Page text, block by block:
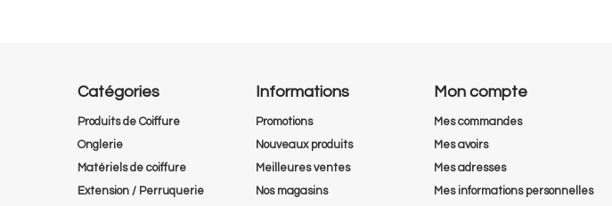
Catégories
Produits de Coiffure
Onglerie
Matériels de coiffure
Extension / Perruquerie
Informations
Promotions
Nouveaux produits
Meilleures ventes
Nos magasins
Mon compte
Mes commandes
Mes avoirs
Mes adresses
Mes informations personnelles